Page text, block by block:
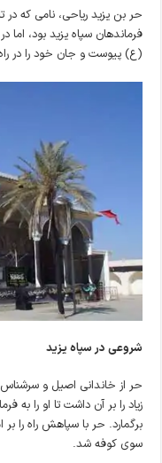
حر بن یزید ریاحی، نامی که در
فرماندهان سپاه یزید بود،
(ع) پیوست و جان خود را در
شروعی در سپاه یزید
حر از خاندانی اصیل و
زیاد را بر آن داشت تا او را به
برگمارد. حر با سپاهش راه را
سوی کوفه شد.